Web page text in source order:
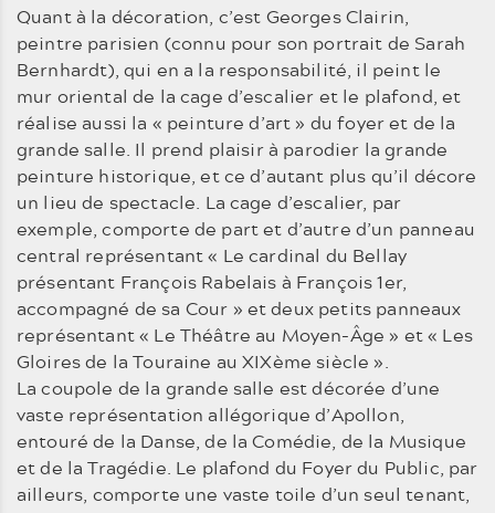
Quant à la décoration, c’est Georges Clairin,
peintre parisien (connu pour son portrait de Sarah
Bernhardt), qui en a la responsabilité, il peint le
mur oriental de la cage d’escalier et le plafond, et
réalise aussi la « peinture d’art » du foyer et de la
grande salle. Il prend plaisir à parodier la grande
peinture historique, et ce d’autant plus qu’il décore
un lieu de spectacle. La cage d’escalier, par
exemple, comporte de part et d’autre d’un panneau
central représentant « Le cardinal du Bellay
présentant François Rabelais à François 1er,
accompagné de sa Cour » et deux petits panneaux
représentant « Le Théâtre au Moyen-Âge » et « Les
Gloires de la Touraine au XIXème siècle ».
La coupole de la grande salle est décorée d’une
vaste représentation allégorique d’Apollon,
entouré de la Danse, de la Comédie, de la Musique
et de la Tragédie. Le plafond du Foyer du Public, par
ailleurs, comporte une vaste toile d’un seul tenant,